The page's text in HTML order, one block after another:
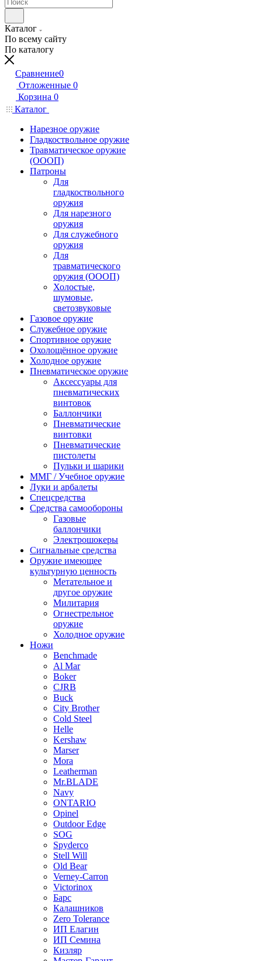
Каталог
По всему сайту
По каталогу
Сравнение0
Отложенные 0
Корзина 0
Каталог
Нарезное оружие
Гладкоствольное оружие
Травматическое оружие
(ОООП)
Патроны
Для
гладкоствольного
оружия
Для нарезного
оружия
Для служебного
оружия
Для
травматического
оружия (ОООП)
Холостые,
шумовые,
светозвуковые
Газовое оружие
Служебное оружие
Спортивное оружие
Охолощённое оружие
Холодное оружие
Пневматическое оружие
Аксессуары для
пневматических
винтовок
Баллончики
Пневматические
винтовки
Пневматические
пистолеты
Пульки и шарики
ММГ / Учебное оружие
Луки и арбалеты
Спецсредства
Средства самообороны
Газовые
баллончики
Электрошокеры
Сигнальные средства
Оружие имеющее
культурную ценность
Метательное и
другое оружие
Милитария
Огнестрельное
оружие
Холодное оружие
Ножи
Benchmade
Al Mar
Boker
CJRB
Buck
City Brother
Cold Steel
Helle
Kershaw
Marser
Mora
Leatherman
Mr.BLADE
Navy
ONTARIO
Opinel
Outdoor Edge
SOG
Spyderco
Stell Will
Old Bear
Verney-Carron
Victorinox
Барс
Калашников
Zero Tolerance
ИП Елагин
ИП Семина
Кизляр